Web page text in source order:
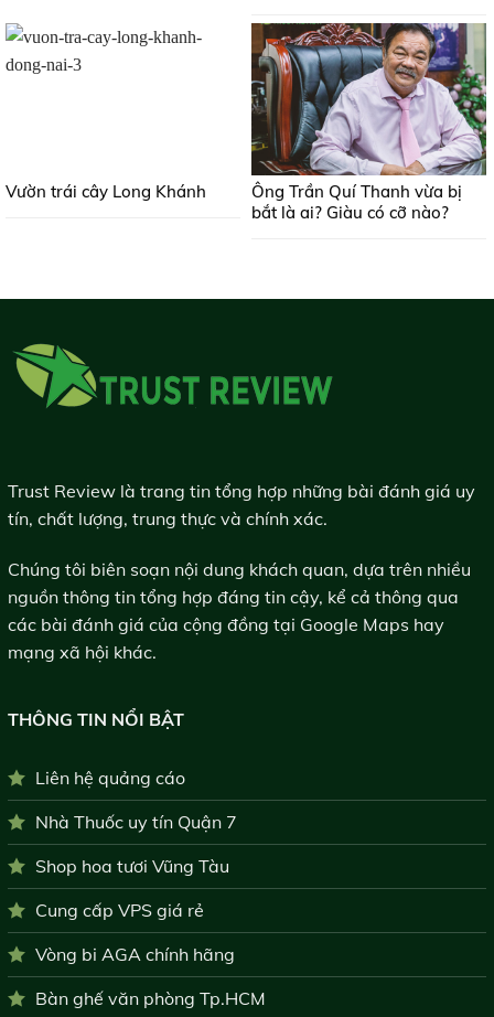
Vườn trái cây Long Khánh
Ông Trần Quí Thanh vừa bị
bắt là ai? Giàu có cỡ nào?
Trust Review là trang tin tổng hợp những bài đánh giá uy
tín, chất lượng, trung thực và chính xác.
Chúng tôi biên soạn nội dung khách quan, dựa trên nhiều
nguồn thông tin tổng hợp đáng tin cậy, kể cả thông qua
các bài đánh giá của cộng đồng tại Google Maps hay
mạng xã hội khác.
THÔNG TIN NỔI BẬT
Liên hệ quảng cáo
Nhà Thuốc uy tín Quận 7
Shop hoa tươi Vũng Tàu
Cung cấp VPS giá rẻ
Vòng bi AGA chính hãng
Bàn ghế văn phòng Tp.HCM